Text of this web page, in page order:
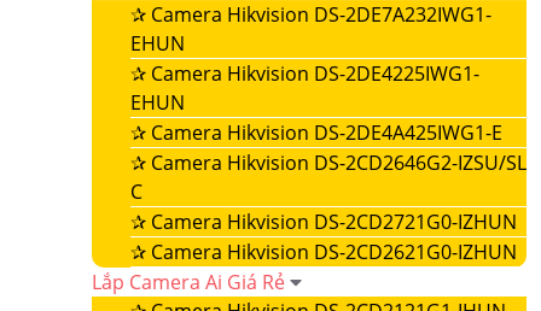
✰ Camera Hikvision DS-2DE7A232IWG1-
EHUN
✰ Camera Hikvision DS-2DE4225IWG1-
EHUN
✰ Camera Hikvision DS-2DE4A425IWG1-E
✰ Camera Hikvision DS-2CD2646G2-IZSU/SL
C
✰ Camera Hikvision DS-2CD2721G0-IZHUN
✰ Camera Hikvision DS-2CD2621G0-IZHUN
Lắp Camera Ai Giá Rẻ